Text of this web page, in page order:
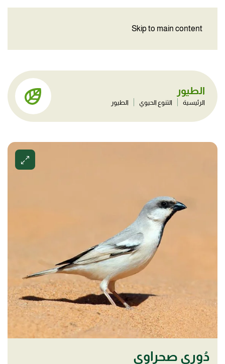
Skip to main content
الطيور
الرئيسية التنوع الحيوي الطيور
دُوري صحراوي